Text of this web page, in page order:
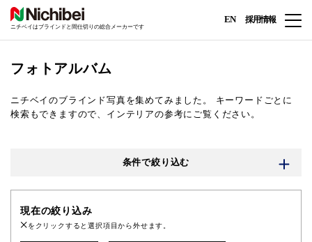
ニチベイはブラインドと間仕切りの総合メーカーです
EN 採用情報
フォトアルバム
ニチベイのブラインド写真を集めてみました。
キーワードごとに
検索もできますので、インテリアの参考にご覧ください。
条件で絞り込む
現在の絞り込み
をクリックすると選択項目から外せます。